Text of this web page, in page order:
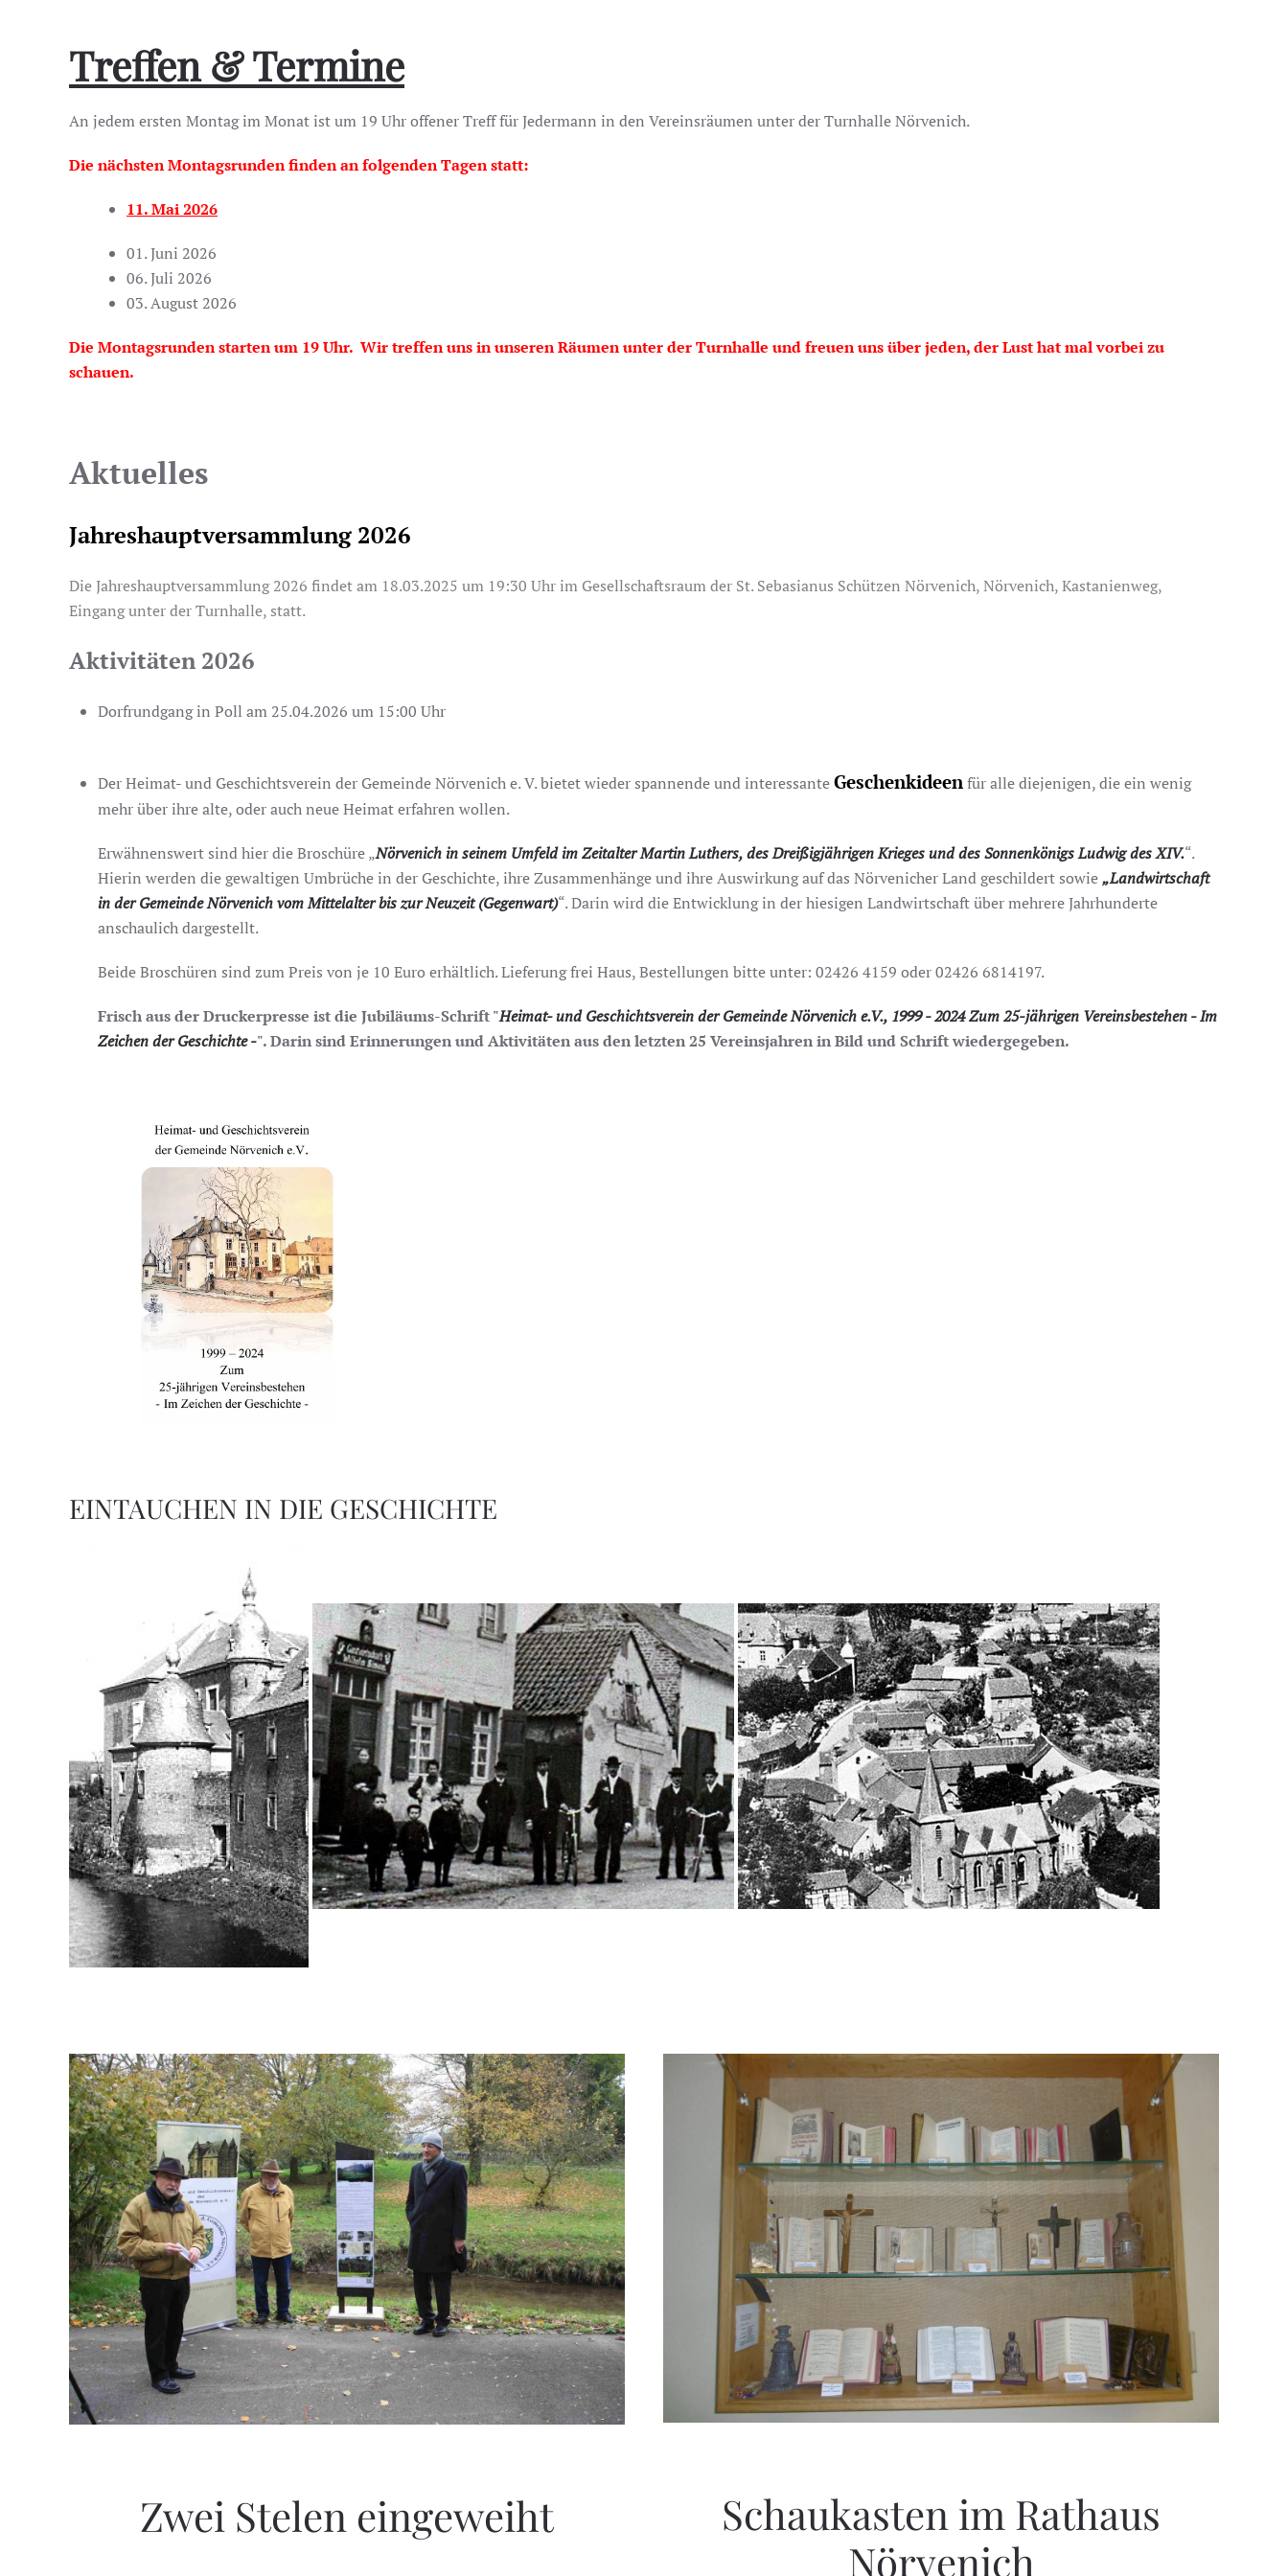
Treffen & Termine
An jedem ersten Montag im Monat ist um 19 Uhr offener Treff für Jedermann in den Vereinsräumen unter der Turnhalle Nörvenich.
Die nächsten Montagsrunden finden an folgenden Tagen statt:
11. Mai 2026
01. Juni 2026
06. Juli 2026
03. August 2026
Die Montagsrunden starten um 19 Uhr. Wir treffen uns in unseren Räumen unter der Turnhalle und freuen uns über jeden, der Lust hat mal vorbei zu
schauen.
Aktuelles
Jahreshauptversammlung 2026
Die Jahreshauptversammlung 2026 findet am 18.03.2025 um 19:30 Uhr im Gesellschaftsraum der St. Sebasianus Schützen Nörvenich, Nörvenich, Kastanienweg,
Eingang unter der Turnhalle, statt.
Aktivitäten 2026
Dorfrundgang in Poll am 25.04.2026 um 15:00 Uhr
Der Heimat- und Geschichtsverein der Gemeinde Nörvenich e. V. bietet wieder spannende und interessanteGeschenkideenfür alle diejenigen, die ein wenig
mehr über ihre alte, oder auch neue Heimat erfahren wollen.
Erwähnenswert sind hier die Broschüre „Nörvenich in seinem Umfeld im Zeitalter Martin Luthers, des Dreißigjährigen Krieges und des Sonnenkönigs Ludwig des XIV.“.
Hierin werden die gewaltigen Umbrüche in der Geschichte, ihre Zusammenhänge und ihre Auswirkung auf das Nörvenicher Land geschildert sowie„Landwirtschaft
in der Gemeinde Nörvenich vom Mittelalter bis zur Neuzeit (Gegenwart)“. Darin wird die Entwicklung in der hiesigen Landwirtschaft über mehrere Jahrhunderte
anschaulich dargestellt.
Beide Broschüren sind zum Preis von je 10 Euro erhältlich. Lieferung frei Haus, Bestellungen bitte unter: 02426 4159 oder 02426 6814197.
Frisch aus der Druckerpresse ist die Jubiläums-Schrift "Heimat- und Geschichtsverein der Gemeinde Nörvenich e.V., 1999 - 2024 Zum 25-jährigen Vereinsbestehen - Im
Zeichen der Geschichte -". Darin sind Erinnerungen und Aktivitäten aus den letzten 25 Vereinsjahren in Bild und Schrift wiedergegeben.
EINTAUCHEN IN DIE GESCHICHTE
Zwei Stelen eingeweiht
Schaukasten im Rathaus
Nörvenich